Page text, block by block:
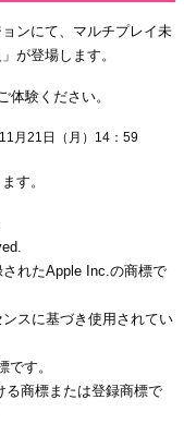
ンにて、マルチプレイ未
が登場します。
体験ください。
月21日（月）14：59
す。
れたApple Inc.の商標で
スに基づき使用されてい
す。
商標または登録商標で